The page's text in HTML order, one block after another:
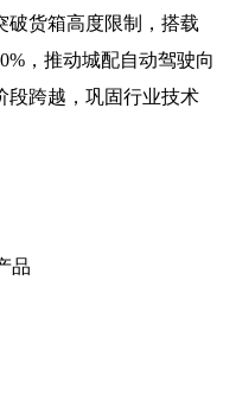
破货箱高度限制，搭载
，推动城配自动驾驶向
段跨越，巩固行业技术
品